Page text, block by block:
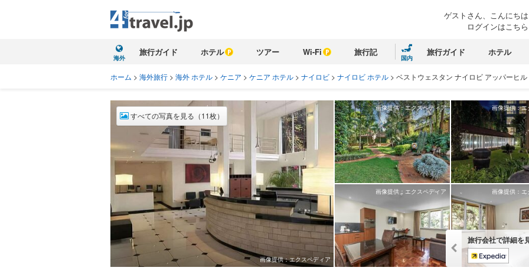
ゲストさん、こんにちは
ログインはこちら
海外
旅行ガイド ホテル ツアー Wi-Fi 旅行記
国内
旅行ガイド ホテル
ホーム > 海外旅行 > 海外 ホテル > ケニア > ケニア ホテル > ナイロビ > ナイロビ ホテル > ベストウェスタン ナイロビ アッパーヒル
画像提供：エクスペディア
すべての写真を見る（11枚）
画像提供：エクスペディア 画像提供：
画像提供：エクスペディア 画像提供：
旅行会社で詳細を